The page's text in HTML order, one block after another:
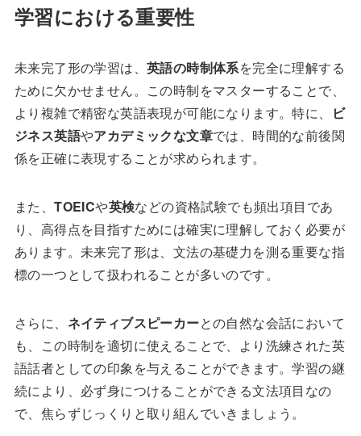
学習における重要性
未来完了形の学習は、 英語の時制体系を完全に理解する
ために欠かせません。この時制をマスターすることで、
より複雑で精密な英語表現が可能になります。特に、
ビ
ジネス英語やアカデミックな文章では、時間的な前後関
係を正確に表現することが求められます。
また、TOEICや英検などの資格試験でも頻出項目であ
り、高得点を目指すためには確実に理解しておく必要が
あります。未来完了形は、文法の基礎力を測る重要な指
標の一つとして扱われることが多いのです。
さらに、 ネイティブスピーカーとの自然な会話において
も、この時制を適切に使えることで、より洗練された英
語話者としての印象を与えることができます。学習の継
続により、必ず身につけることができる文法項目なの
で、焦らずじっくりと取り組んでいきましょう。